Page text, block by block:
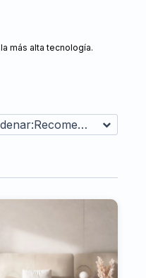
más alta tecnología.
Recomendados